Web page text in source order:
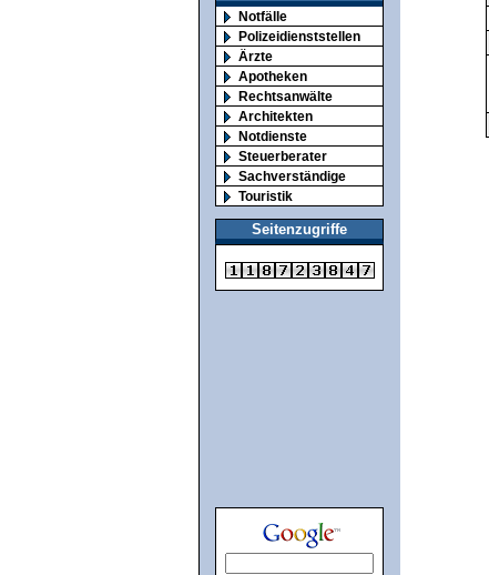
Notfälle
Polizeidienststellen
Ärzte
Apotheken
Rechtsanwälte
Architekten
Notdienste
Steuerberater
Sachverständige
Touristik
Seitenzugriffe